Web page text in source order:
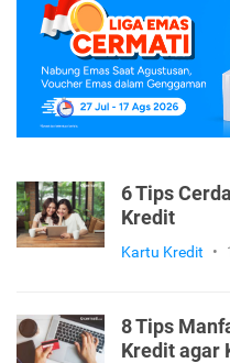
6 Tips
Kredit
Kartu Kredit •
8 Tips
Kredit agar